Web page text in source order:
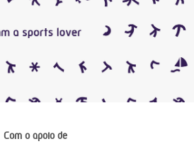
Com o apoio de